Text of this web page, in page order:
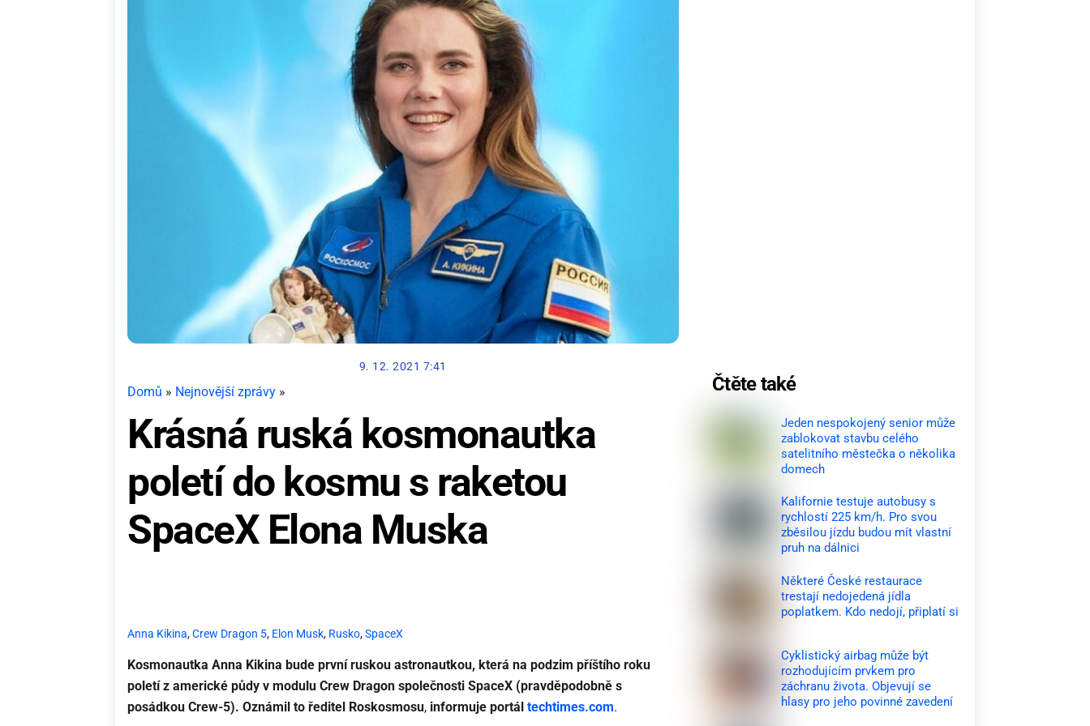
9. 12. 2021 7:41
Domů » Nejnovější zprávy »
Krásná ruská kosmonautka
poletí do kosmu s raketou
SpaceX Elona Muska
Anna Kikina,Crew Dragon 5, Elon Musk, Rusko,SpaceX
Kosmonautka Anna Kikina bude první ruskou astronautkou, která na podzim příštího roku
poletí z americké půdy v modulu Crew Dragon společnosti SpaceX (pravděpodobně s
posádkou Crew-5). Oznámil to ředitel Roskosmosu, informuje portál techtimes.com.
Čtěte také
Jeden nespokojený senior může
zablokovat stavbu celého
satelitního městečka o několika
domech
Kalifornie testuje autobusy s
rychlostí 225 km/h. Pro svou
zběsilou jízdu budou mít vlastní
pruh na dálnici
Některé České restaurace
trestají nedojedená jídla
poplatkem. Kdo nedojí, připlatí si
Cyklistický airbag může být
rozhodujícím prvkem pro
záchranu života. Objevují se
hlasy pro jeho povinné zavedení